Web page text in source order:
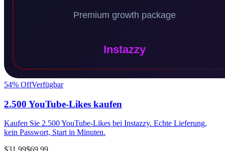
54% OffVerfügbar
2.500 YouTube-Likes kaufen
Kaufen Sie 2.500 YouTube-Likes bei Instazzy. Echte Lieferung,
kein Passwort, Start in Minuten.